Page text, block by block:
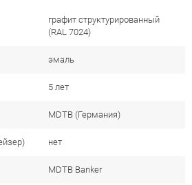
графит структурированный
(RAL 7024)
эмаль
5 лет
MDTB (Германия)
нет
MDTB Banker